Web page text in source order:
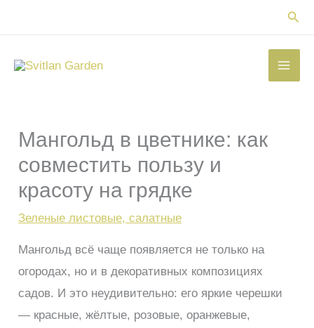
Мангольд в цветнике: как
совместить пользу и
красоту на грядке
Зеленые листовые, салатные
Мангольд всё чаще появляется не только на
огородах, но и в декоративных композициях
садов. И это неудивительно: его яркие черешки
— красные, жёлтые, розовые, оранжевые,